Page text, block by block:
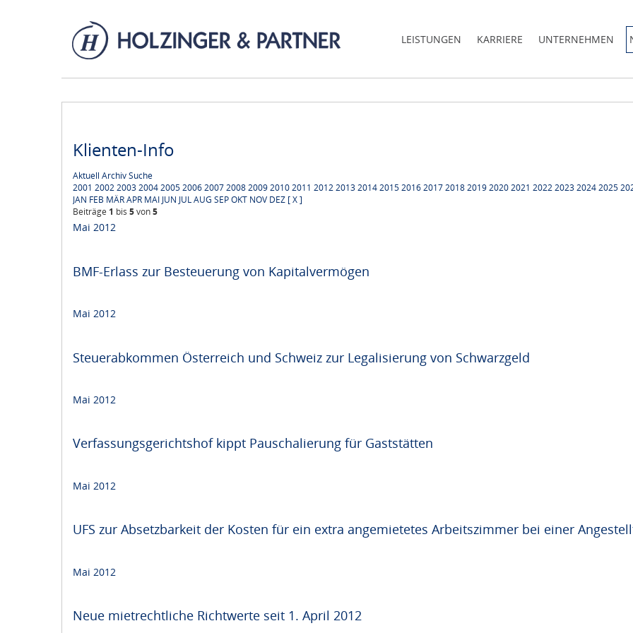
LEISTUNGEN KARRIERE UNTERNEHMEN
Klienten-Info
Aktuell ArchivSuche
2001 2002200320042005200620072008200920102011 2012201320142015201620172018201920202021 2022202320242025
JAN FEB MÄRAPR MAI JUN JULAUG SEPOKT NOV DEZ [ X ]
Beiträge 1 bis 5von5
Mai 2012
BMF-Erlass zur Besteuerung von Kapitalvermögen
Mai 2012
Steuerabkommen Österreich und Schweiz zur Legalisierung von Schwarzgeld
Mai 2012
Verfassungsgerichtshof kippt Pauschalierung für Gaststätten
Mai 2012
UFS zur Absetzbarkeit der Kosten für ein extra angemietetes Arbeitszimmer bei einer
Mai 2012
Neue mietrechtliche Richtwerte seit 1. April 2012